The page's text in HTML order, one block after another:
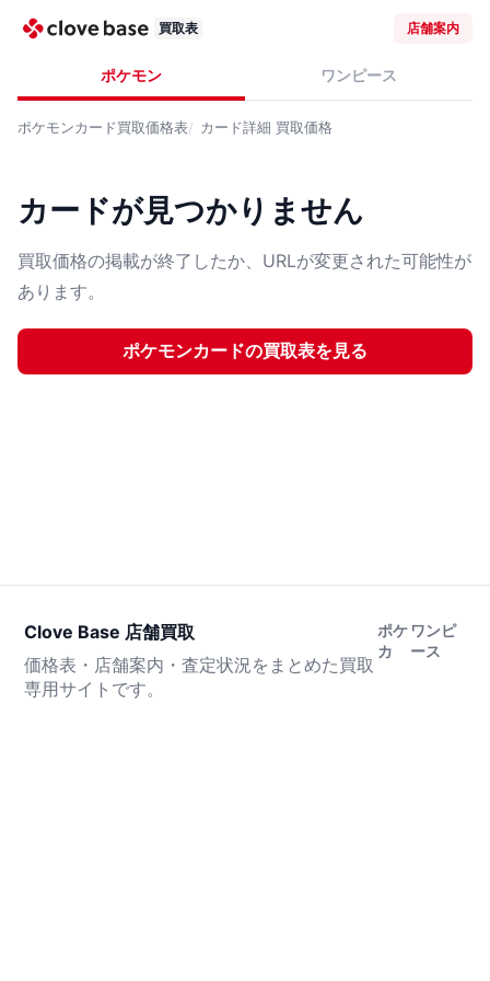
買取表 店舗案内
ポケモン ワンピース
ポケモンカード買取価格表 カード詳細 買取価格
カードが見つかりません
買取価格の掲載が終了したか、URLが変更された可能性が
あります。
ポケモンカードの買取表を見る
Clove Base 店舗買取
価格表・店舗案内・査定状況をまとめた買取
専用サイトです。
ポケ
カ
ワンピ
ース